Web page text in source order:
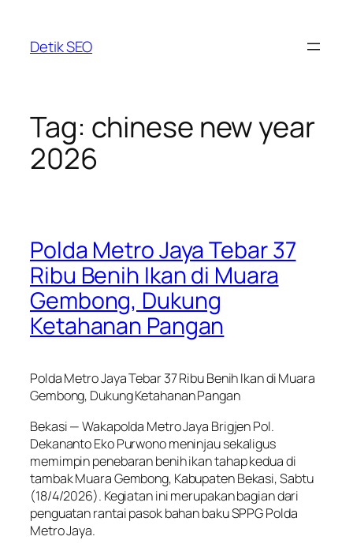
content
Detik SEO
Tag: chinese new year
2026
Polda Metro Jaya Tebar 37
Ribu Benih Ikan di Muara
Gembong, Dukung
Ketahanan Pangan
Polda Metro Jaya Tebar 37 Ribu Benih Ikan di Muara
Gembong, Dukung Ketahanan Pangan
Bekasi — Wakapolda Metro Jaya Brigjen Pol.
Dekananto Eko Purwono meninjau sekaligus
memimpin penebaran benih ikan tahap kedua di
tambak Muara Gembong, Kabupaten Bekasi, Sabtu
(18/4/2026). Kegiatan ini merupakan bagian dari
penguatan rantai pasok bahan baku SPPG Polda
Metro Jaya.